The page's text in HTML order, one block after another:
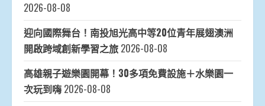
2026-08-08
迎向國際舞台！南投旭光高中等20位青年展翅澳洲
開啟跨域創新學習之旅 2026-08-08
高雄親子遊樂園開幕！30多項免費設施＋水樂園一
次玩到嗨 2026-08-08